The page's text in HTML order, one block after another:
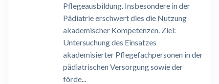
Pflegeausbildung. Insbesondere in der
Pädiatrie erschwert dies die Nutzung
akademischer Kompetenzen. Ziel:
Untersuchung des Einsatzes
akademisierter Pflegefachpersonen in der
pädiatrischen Versorgung sowie der
förde...